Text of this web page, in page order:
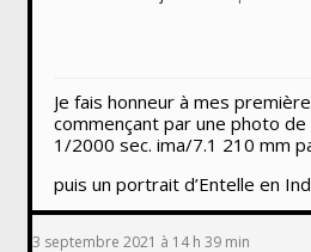
Je fais honneur à mes
commençant par une photo
1/2000 sec. ima/7.1 210 mm
puis un portrait d’Entelle en
3 septembre 2021 à 14 h 39 min